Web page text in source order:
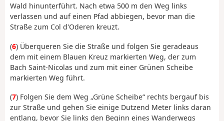
Wald hinunterführt. Nach etwa 500 m den Weg links
verlassen und auf einen Pfad abbiegen, bevor man die
Straße zum Col d'Oderen kreuzt.
(6) Überqueren Sie die Straße und folgen Sie geradeaus
dem mit einem Blauen Kreuz markierten Weg, der zum
Bach Saint-Nicolas und zum mit einer Grünen Scheibe
markierten Weg führt.
(7) Folgen Sie dem Weg „Grüne Scheibe“ rechts bergauf bis
zur Straße und gehen Sie einige Dutzend Meter links daran
entlang, bevor Sie links den Beginn eines Wanderwegs